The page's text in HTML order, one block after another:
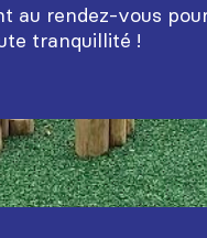
au rendez-vous
tranquillité !